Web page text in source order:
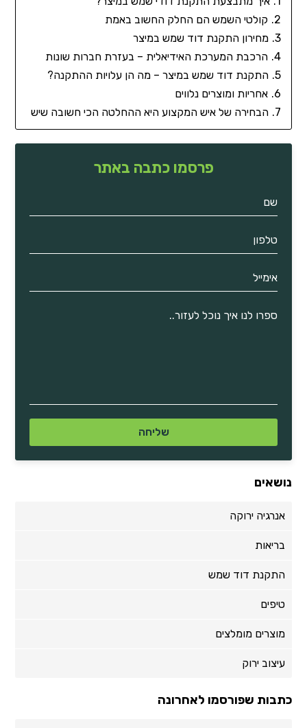
קולטי השמש הם החלק החשוב באמת
מחירון התקנת דוד שמש במיצר
הרכבת המערכת האידיאלית – בעזרת חברות שונות
התקנת דוד שמש במיצר – מה הן עלויות ההתקנה?
אחריות ומוצרים נלווים
הבחירה של איש המקצוע היא ההחלטה הכי חשובה שיש
פרסמו כתבה באתר
נושאים
אנרגיה ירוקה
בריאות
התקנת דוד שמש
טיפים
מוצרים מומלצים
עיצוב ירוק
כתבות שפורסמו לאחרונה